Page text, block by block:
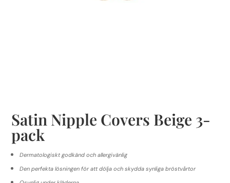
Satin Nipple Covers Beige 3-
pack
Dermatologiskt godkänd och allergivänlig
Den perfekta lösningen för att dölja och skydda synliga bröstvårtor